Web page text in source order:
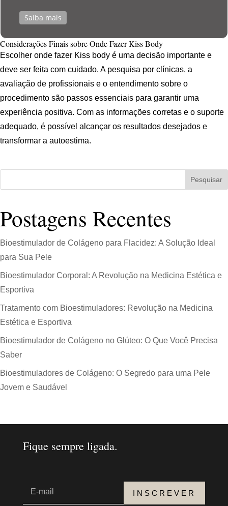
Saiba mais
Considerações Finais sobre Onde Fazer Kiss Body
Escolher onde fazer Kiss body é uma decisão importante e
deve ser feita com cuidado. A pesquisa por clínicas, a
avaliação de profissionais e o entendimento sobre o
procedimento são passos essenciais para garantir uma
experiência positiva. Com as informações corretas e o suporte
adequado, é possível alcançar os resultados desejados e
transformar a autoestima.
Pesquisar
Postagens Recentes
Bioestimulador de Colágeno para Flacidez: A Solução Ideal
para Sua Pele
Bioestimulador Corporal: A Revolução na Medicina Estética e
Esportiva
Tratamento com Bioestimuladores: Revolução na Medicina
Estética e Esportiva
Bioestimulador de Colágeno no Glúteo: O Que Você Precisa
Saber
Bioestimuladores de Colágeno: O Segredo para uma Pele
Jovem e Saudável
Fique sempre ligada.
INSCREVER